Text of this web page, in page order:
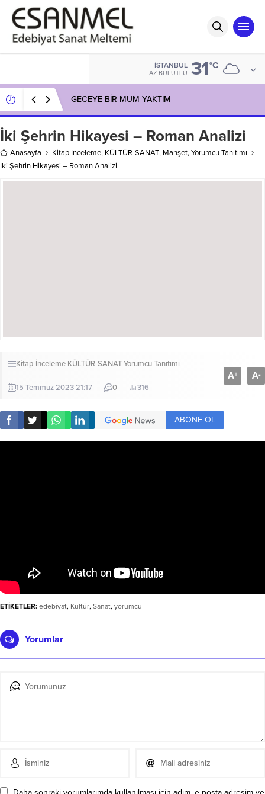
İSTANBUL
AZ BULUTLU 31°C
GECEYE BİR MUM YAKTIM
İki Şehrin Hikayesi – Roman Analizi
Anasayfa Kitap İnceleme, KÜLTÜR-SANAT, Manşet,Yorumcu Tanıtımı
İki Şehrin Hikayesi – Roman Analizi
Kitap İnceleme KÜLTÜR-SANATYorumcu Tanıtımı
15 Temmuz 2023 21:17 0 316
A+ A-
ABONE OL
ETİKETLER: edebiyat, Kültür, Sanat, yorumcu
Yorumlar